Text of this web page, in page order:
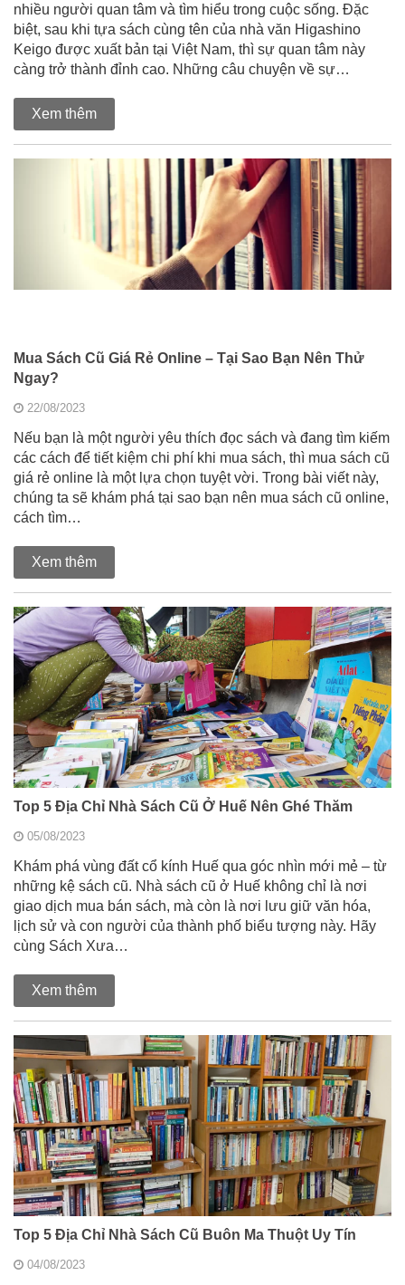
nhiều người quan tâm và tìm hiểu trong cuộc sống. Đặc
biệt, sau khi tựa sách cùng tên của nhà văn Higashino
Keigo được xuất bản tại Việt Nam, thì sự quan tâm này
càng trở thành đỉnh cao. Những câu chuyện về sự…
Xem thêm
Mua Sách Cũ Giá Rẻ Online – Tại Sao Bạn Nên Thử
Ngay?
22/08/2023
Nếu bạn là một người yêu thích đọc sách và đang tìm kiếm
các cách để tiết kiệm chi phí khi mua sách, thì mua sách cũ
giá rẻ online là một lựa chọn tuyệt vời. Trong bài viết này,
chúng ta sẽ khám phá tại sao bạn nên mua sách cũ online,
cách tìm…
Xem thêm
Top 5 Địa Chỉ Nhà Sách Cũ Ở Huế Nên Ghé Thăm
05/08/2023
Khám phá vùng đất cổ kính Huế qua góc nhìn mới mẻ – từ
những kệ sách cũ. Nhà sách cũ ở Huế không chỉ là nơi
giao dịch mua bán sách, mà còn là nơi lưu giữ văn hóa,
lịch sử và con người của thành phố biểu tượng này. Hãy
cùng Sách Xưa…
Xem thêm
Top 5 Địa Chỉ Nhà Sách Cũ Buôn Ma Thuột Uy Tín
04/08/2023